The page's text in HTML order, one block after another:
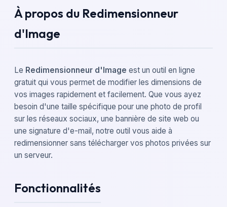
À propos du Redimensionneur
d'Image
Le Redimensionneur d'Image est un outil en ligne
gratuit qui vous permet de modifier les dimensions de
vos images rapidement et facilement. Que vous ayez
besoin d'une taille spécifique pour une photo de profil
sur les réseaux sociaux, une bannière de site web ou
une signature d'e-mail, notre outil vous aide à
redimensionner sans télécharger vos photos privées sur
un serveur.
Fonctionnalités